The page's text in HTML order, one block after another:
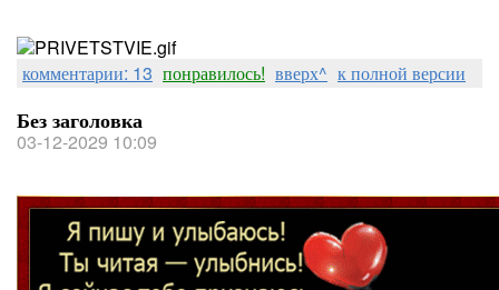
комментарии: 13 понравилось! вверх^ к полной версии
Без заголовка
03-12-2029 10:09